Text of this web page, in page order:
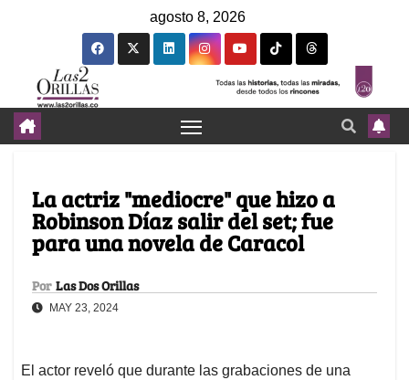
agosto 8, 2026
La actriz "mediocre" que hizo a
Robinson Díaz salir del set; fue
para una novela de Caracol
Por Las Dos Orillas
MAY 23, 2024
El actor reveló que durante las grabaciones de una